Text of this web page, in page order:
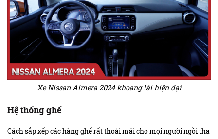
Xe Nissan Almera 2024 khoang lái hiện đại
Hệ thống ghế
Cách sắp xếp các hàng ghế rất thoải mái cho mọi người ngồi tha